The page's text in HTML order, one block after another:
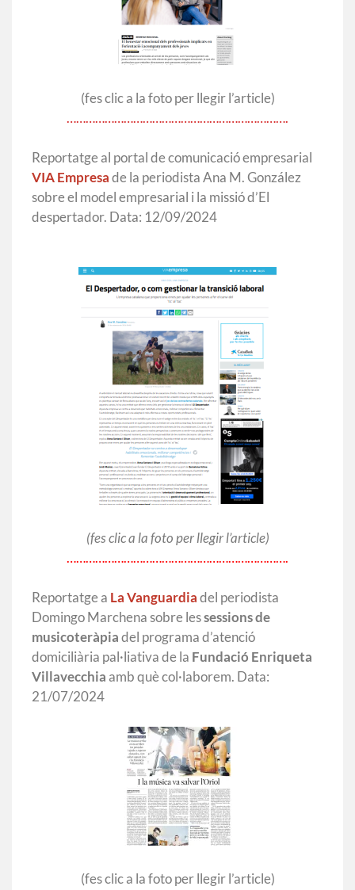
(fes clic a la foto per llegir l’article)
…………………………………………………………….
Reportatge al portal de comunicació empresarial
VIA Empresa de la periodista Ana M. González
sobre el model empresarial i la missió d’El
despertador. Data: 12/09/2024
(fes clic a la foto per llegir l’article)
…………………………………………………………….
Reportatge a La Vanguardia del periodista
Domingo Marchena sobre lessessions de
musicoteràpia del programa d’atenció
domiciliària pal·liativa de la Fundació Enriqueta
Villavecchia amb què col·laborem. Data:
21/07/2024
(fes clic a la foto per llegir l’article)